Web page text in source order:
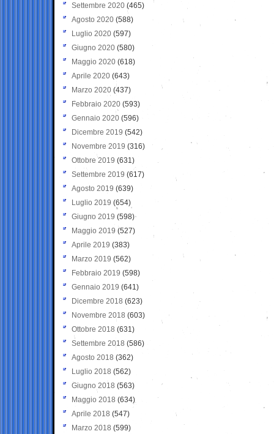
Settembre 2020(465)
Agosto 2020 (588)
Luglio 2020 (597)
Giugno 2020 (580)
Maggio 2020 (618)
Aprile 2020 (643)
Marzo 2020 (437)
Febbraio 2020 (593)
Gennaio 2020 (596)
Dicembre 2019 (542)
Novembre 2019 (316)
Ottobre 2019 (631)
Settembre 2019 (617)
Agosto 2019 (639)
Luglio 2019 (654)
Giugno 2019 (598)
Maggio 2019 (527)
Aprile 2019 (383)
Marzo 2019 (562)
Febbraio 2019 (598)
Gennaio 2019 (641)
Dicembre 2018 (623)
Novembre 2018 (603)
Ottobre 2018 (631)
Settembre 2018 (586)
Agosto 2018 (362)
Luglio 2018 (562)
Giugno 2018 (563)
Maggio 2018 (634)
Aprile 2018 (547)
Marzo 2018 (599)